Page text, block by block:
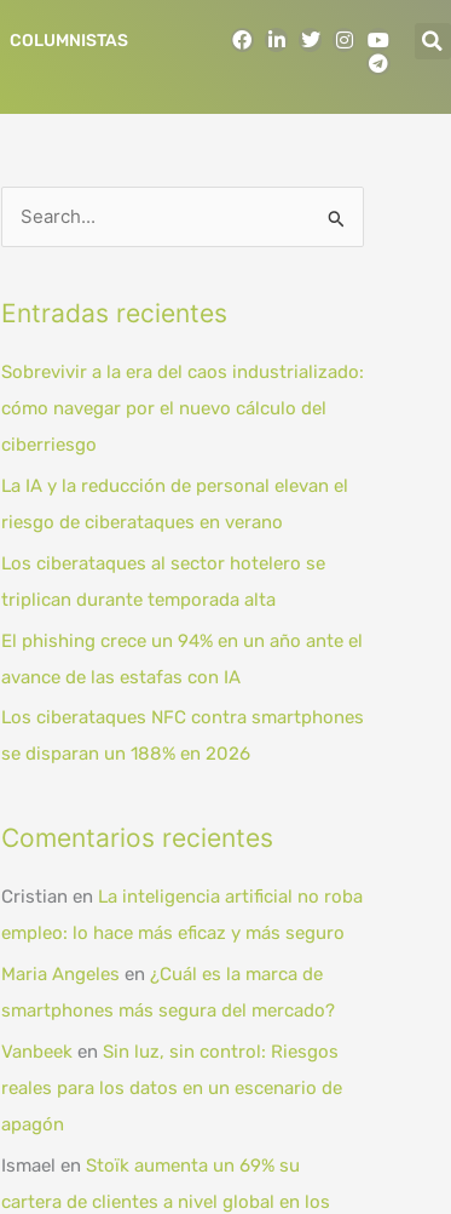
COLUMNISTAS
F
a
i
T
w
I
n
m
o
u
e
l
a
r
p
o
r
Entradas recientes
Sobrevivir a la era del caos industrializado:
cómo navegar por el nuevo cálculo del
ciberriesgo
La IA y la reducción de personal elevan el
riesgo de ciberataques en verano
Los ciberataques al sector hotelero se
triplican durante temporada alta
El phishing crece un 94% en un año ante el
avance de las estafas con IA
Los ciberataques NFC contra smartphones
se disparan un 188% en 2026
Comentarios recientes
Cristian en La inteligencia artificial no roba
empleo: lo hace más eficaz y más seguro
Maria Angeles en ¿Cuál es la marca de
smartphones más segura del mercado?
Vanbeek en Sin luz, sin control: Riesgos
reales para los datos en un escenario de
apagón
Ismael en Stoïk aumenta un 69% su
cartera de clientes a nivel global en los